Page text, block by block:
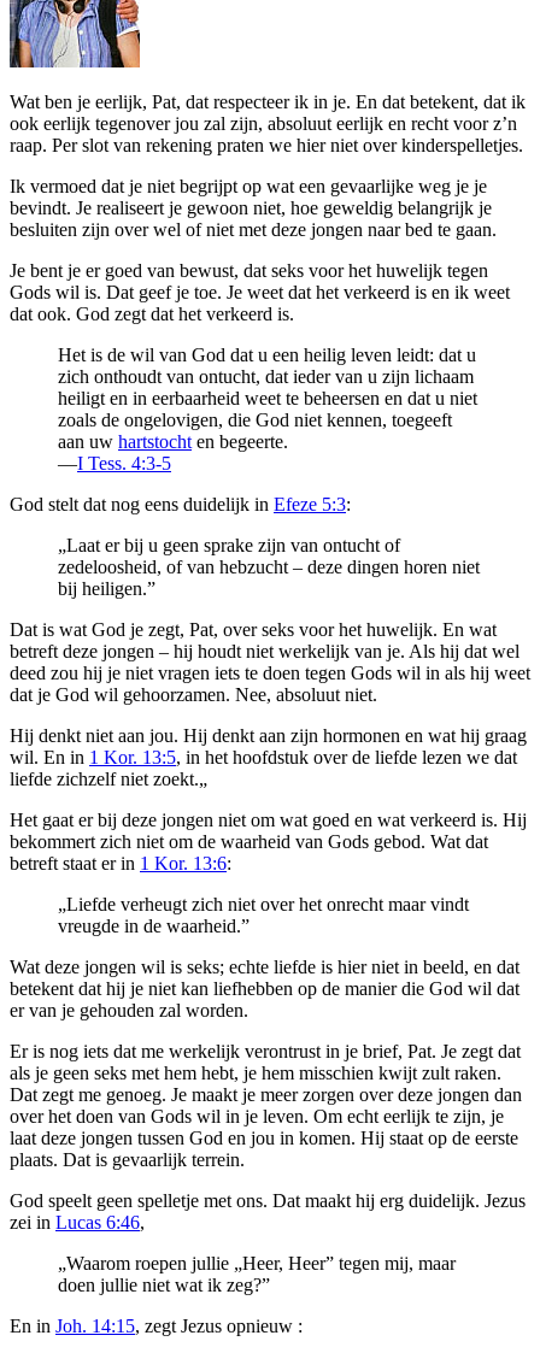
Wat ben je eerlijk, Pat, dat respecteer ik in je. En dat betekent, dat ik
ook eerlijk tegenover jou zal zijn, absoluut eerlijk en recht voor z’n
raap. Per slot van rekening praten we hier niet over kinderspelletjes.
Ik vermoed dat je niet begrijpt op wat een gevaarlijke weg je je
bevindt. Je realiseert je gewoon niet, hoe geweldig belangrijk je
besluiten zijn over wel of niet met deze jongen naar bed te gaan.
Je bent je er goed van bewust, dat seks voor het huwelijk tegen
Gods wil is. Dat geef je toe. Je weet dat het verkeerd is en ik weet
dat ook. God zegt dat het verkeerd is.
Het is de wil van God dat u een heilig leven leidt: dat u
zich onthoudt van ontucht, dat ieder van u zijn lichaam
heiligt en in eerbaarheid weet te beheersen en dat u niet
zoals de ongelovigen, die God niet kennen, toegeeft
aan uw hartstocht en begeerte.
—I Tess. 4:3-5
God stelt dat nog eens duidelijk in Efeze 5:3:
„Laat er bij u geen sprake zijn van ontucht of
zedeloosheid, of van hebzucht – deze dingen horen niet
bij heiligen.”
Dat is wat God je zegt, Pat, over seks voor het huwelijk. En wat
betreft deze jongen – hij houdt niet werkelijk van je. Als hij dat wel
deed zou hij je niet vragen iets te doen tegen Gods wil in als hij weet
dat je God wil gehoorzamen. Nee, absoluut niet.
Hij denkt niet aan jou. Hij denkt aan zijn hormonen en wat hij graag
wil. En in 1 Kor. 13:5, in het hoofdstuk over de liefde lezen we dat
liefde zichzelf niet zoekt.„
Het gaat er bij deze jongen niet om wat goed en wat verkeerd is. Hij
bekommert zich niet om de waarheid van Gods gebod. Wat dat
betreft staat er in 1 Kor. 13:6:
„Liefde verheugt zich niet over het onrecht maar vindt
vreugde in de waarheid.”
Wat deze jongen wil is seks; echte liefde is hier niet in beeld, en dat
betekent dat hij je niet kan liefhebben op de manier die God wil dat
er van je gehouden zal worden.
Er is nog iets dat me werkelijk verontrust in je brief, Pat. Je zegt dat
als je geen seks met hem hebt, je hem misschien kwijt zult raken.
Dat zegt me genoeg. Je maakt je meer zorgen over deze jongen dan
over het doen van Gods wil in je leven. Om echt eerlijk te zijn, je
laat deze jongen tussen God en jou in komen. Hij staat op de eerste
plaats. Dat is gevaarlijk terrein.
God speelt geen spelletje met ons. Dat maakt hij erg duidelijk. Jezus
zei in Lucas 6:46,
„Waarom roepen jullie „Heer, Heer” tegen mij, maar
doen jullie niet wat ik zeg?”
En in Joh. 14:15, zegt Jezus opnieuw :